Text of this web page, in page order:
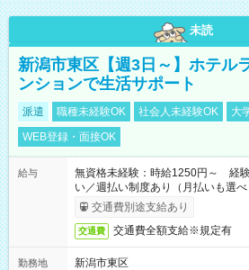
未読
新潟市東区【週3日～】ホテル
ンションで生活サポート
派遣 職種未経験OK 社会人未経験OK 大
WEB登録・面接OK
給与
無資格未経験：時給1250円～ 経
い／週払い制度あり（月払いも選
完了次第のお支払いとなります。
交通費別途支給あり
交通費 交通費全額支給※規定有
勤務地
新潟市東区